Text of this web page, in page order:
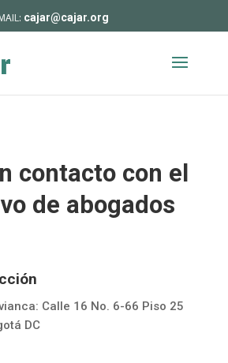
cajar@cajar.org
contacto con el
de abogados
Calle 16 No. 6-66 Piso 25
DC